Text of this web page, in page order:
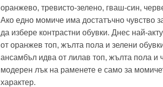
оранжево, тревисто-зелено, гваш-син,
Ако едно момиче има достатъчно чувство
да избере контрастни обувки. Днес най-
от оранжев топ, жълта пола и зелени
ансамбъл идва от лилав топ, жълта пола и
модерен лък на раменете е само за
характер.